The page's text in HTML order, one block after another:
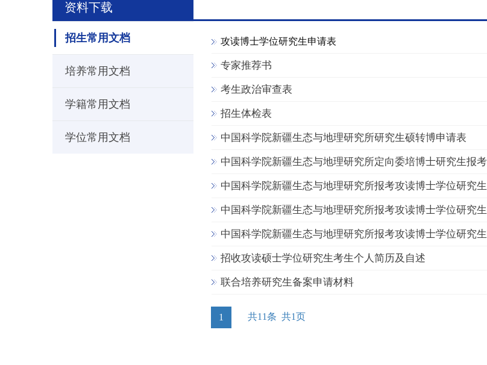
资料下载
招生常用文档
培养常用文档
学籍常用文档
学位常用文档
攻读博士学位研究生申请表
专家推荐书
考生政治审查表
招生体检表
中国科学院新疆生态与地理研究所研究生硕转博申请表
中国科学院新疆生态与地理研究所定向委培博士研究生报
中国科学院新疆生态与地理研究所报考攻读博士学位研究
中国科学院新疆生态与地理研究所报考攻读博士学位研究
中国科学院新疆生态与地理研究所报考攻读博士学位研究
招收攻读硕士学位研究生考生个人简历及自述
联合培养研究生备案申请材料
1 共11条 共1页